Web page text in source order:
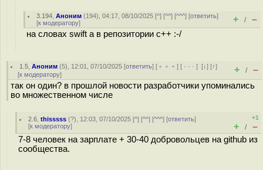
3.194 ,Аноним (194), 04:17, 08/10/2025 [^] [^^] [^^^] [ответить]
[к модератору] + / –
на словах swift а в репозитории c++ :-/
1.5 ,Аноним (5), 12:01, 07/10/2025 [ответить] [ ﹢﹢﹢] [ · · ·][↓] [↑]
[к модератору] + / –
так он один? в прошлой новости разработчики упоминались
во множественном числе
2.6 ,thisssss (?), 12:03, 07/10/2025 [^] [^^] [^^^] [ответить]
[к модератору]
+1
+ / –
7-8 человек на зарплате + 30-40 добровольцев на github из
сообщества.